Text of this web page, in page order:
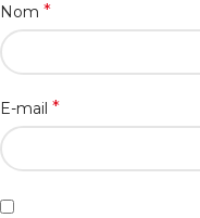
Nom *
E-mail *